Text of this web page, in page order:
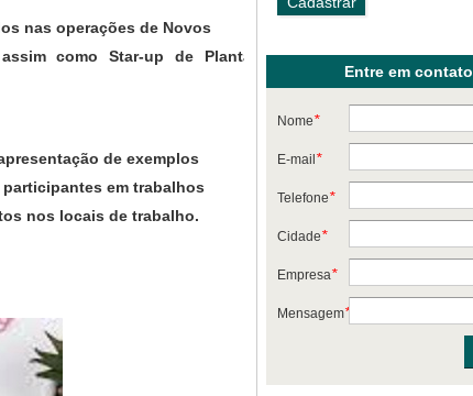
nas operações de Novos
como Star-up de Plantas
de exemplos
em trabalhos
nos locais de trabalho.
Entre em contato
Nome*
E-mail *
Telefone*
Cidade*
Empresa*
Mensagem*